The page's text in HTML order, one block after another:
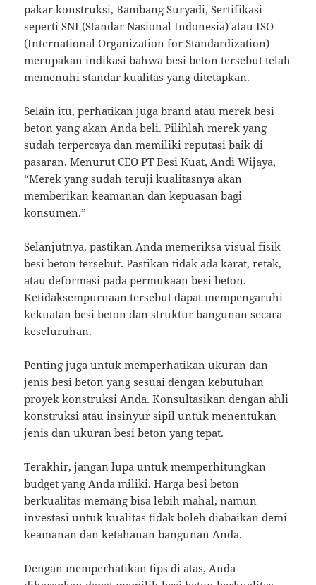
pakar konstruksi, Bambang Suryadi, Sertifikasi
seperti SNI (Standar Nasional Indonesia) atau ISO
(International Organization for Standardization)
merupakan indikasi bahwa besi beton tersebut telah
memenuhi standar kualitas yang ditetapkan.
Selain itu, perhatikan juga brand atau merek besi
beton yang akan Anda beli. Pilihlah merek yang
sudah terpercaya dan memiliki reputasi baik di
pasaran. Menurut CEO PT Besi Kuat, Andi Wijaya,
“Merek yang sudah teruji kualitasnya akan
memberikan keamanan dan kepuasan bagi
konsumen.”
Selanjutnya, pastikan Anda memeriksa visual fisik
besi beton tersebut. Pastikan tidak ada karat, retak,
atau deformasi pada permukaan besi beton.
Ketidaksempurnaan tersebut dapat mempengaruhi
kekuatan besi beton dan struktur bangunan secara
keseluruhan.
Penting juga untuk memperhatikan ukuran dan
jenis besi beton yang sesuai dengan kebutuhan
proyek konstruksi Anda. Konsultasikan dengan ahli
konstruksi atau insinyur sipil untuk menentukan
jenis dan ukuran besi beton yang tepat.
Terakhir, jangan lupa untuk memperhitungkan
budget yang Anda miliki. Harga besi beton
berkualitas memang bisa lebih mahal, namun
investasi untuk kualitas tidak boleh diabaikan demi
keamanan dan ketahanan bangunan Anda.
Dengan memperhatikan tips di atas, Anda